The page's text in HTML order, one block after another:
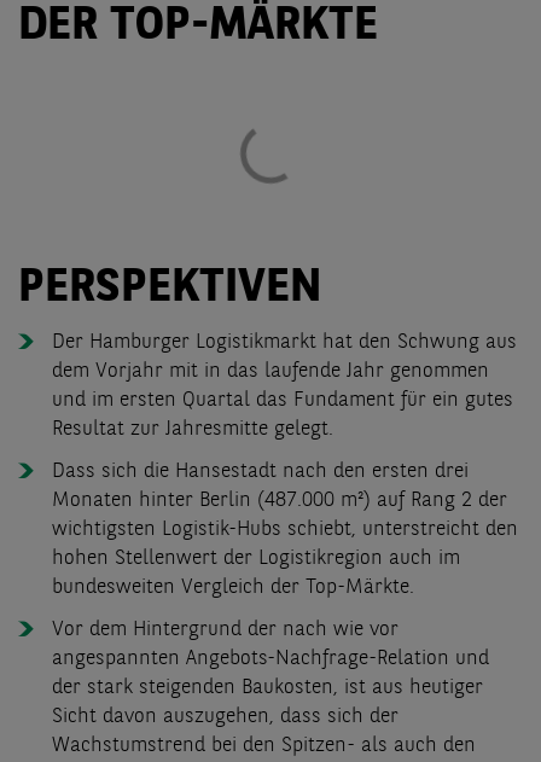
DER TOP-MÄRKTE
PERSPEKTIVEN
Der Hamburger Logistikmarkt hat den Schwung aus
dem Vorjahr mit in das laufende Jahr genommen
und im ersten Quartal das Fundament für ein gutes
Resultat zur Jahresmitte gelegt.
Dass sich die Hansestadt nach den ersten drei
Monaten hinter Berlin (487.000 m²) auf Rang 2 der
wichtigsten Logistik-Hubs schiebt, unterstreicht den
hohen Stellenwert der Logistikregion auch im
bundesweiten Vergleich der Top-Märkte.
Vor dem Hintergrund der nach wie vor
angespannten Angebots-Nachfrage-Relation und
der stark steigenden Baukosten, ist aus heutiger
Sicht davon auszugehen, dass sich der
Wachstumstrend bei den Spitzen- als auch den